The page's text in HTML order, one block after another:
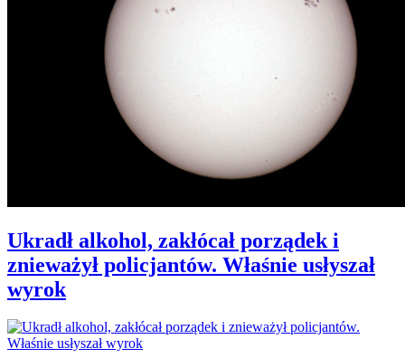
Ukradł alkohol, zakłócał porządek i
znieważył policjantów. Właśnie usłyszał
wyrok